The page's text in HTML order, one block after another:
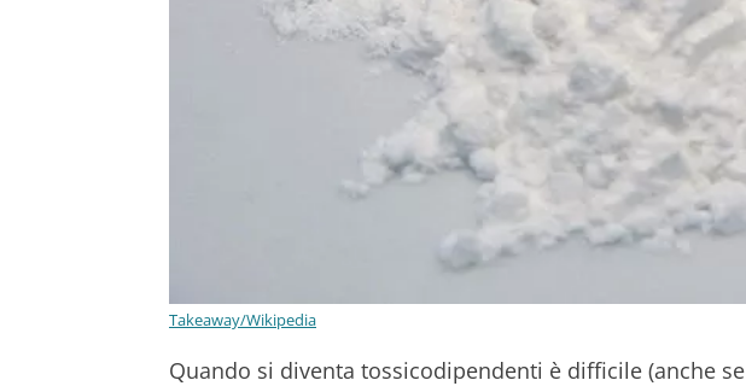
Takeaway/Wikipedia
Quando si diventa tossicodipendenti è difficile (anche se